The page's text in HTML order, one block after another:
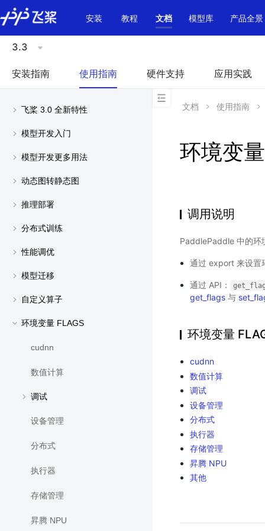
\u200E
安装
教程 文档 模型库 产品全景
3.3
安装指南 使用指南 硬件支持 应用实践
飞桨 3.0 全新特性
模型开发入门
模型开发更多用法
动态图转静态图
推理部署
分布式训练
性能调优
模型迁移
自定义算子
环境变量 FLAGS
cudnn
数值计算
调试
设备管理
分布式
执行器
存储管理
昇腾 NPU
文档 使用指南
环境变
调用说明
PaddlePaddle 中的环
通过 export 来设置
通过 API：
get_flags与
环境变量
cudnn
数值计算
调试
设备管理
分布式
执行器
存储管理
昇腾 NPU
其他